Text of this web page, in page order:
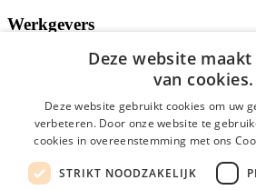
Werkgevers
Het concept
Contractvormen
Brochure aanvragen
Vacature aanmelden
F.A.Q.
Deze website
van cookies.
Deze website gebruikt cookies om uw
verbeteren. Door onze website te
cookies in overeenstemming met ons
STRIKT NOODZAKELIJK